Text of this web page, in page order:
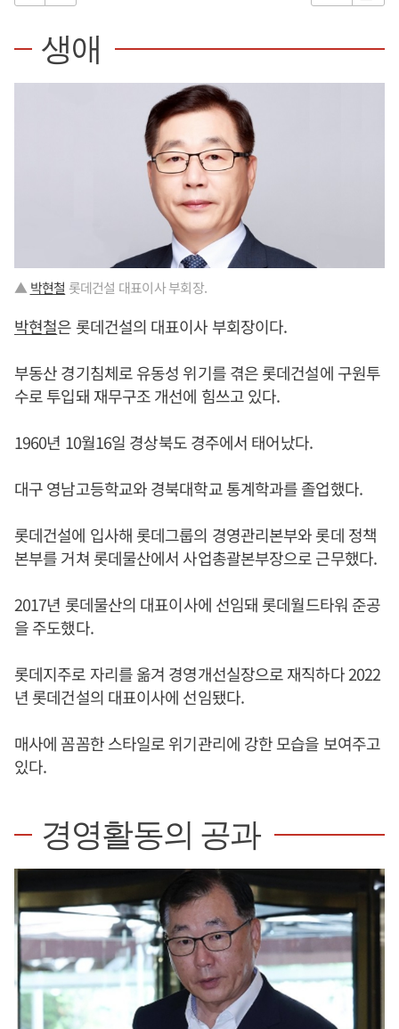
생애
▲ 박현철 롯데건설 대표이사 부회장.
박현철은 롯데건설의 대표이사 부회장이다.
부동산 경기침체로 유동성 위기를 겪은 롯데건설에 구원투
수로 투입돼 재무구조 개선에 힘쓰고 있다.
1960년 10월16일 경상북도 경주에서 태어났다.
대구 영남고등학교와 경북대학교 통계학과를 졸업했다.
롯데건설에 입사해 롯데그룹의 경영관리본부와 롯데 정책
본부를 거쳐 롯데물산에서 사업총괄본부장으로 근무했다.
2017년 롯데물산의 대표이사에 선임돼 롯데월드타워 준공
을 주도했다.
롯데지주로 자리를 옮겨 경영개선실장으로 재직하다 2022
년 롯데건설의 대표이사에 선임됐다.
매사에 꼼꼼한 스타일로 위기관리에 강한 모습을 보여주고
있다.
경영활동의 공과